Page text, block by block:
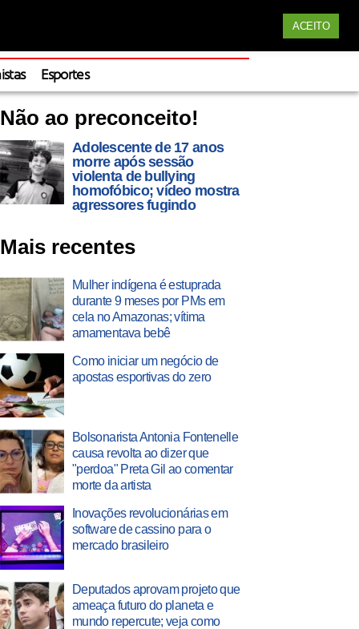
ACEITO
Esportes
Não ao preconceito!
Adolescente de 17 anos
morre após sessão
violenta de bullying
homofóbico; vídeo mostra
agressores fugindo
Mais recentes
Mulher indígena é estuprada
durante 9 meses por PMs em
cela no Amazonas; vítima
amamentava bebê
Como iniciar um negócio de
apostas esportivas do zero
Bolsonarista Antonia Fontenelle
causa revolta ao dizer que
"perdoa" Preta Gil ao comentar
morte da artista
Inovações revolucionárias em
software de cassino para o
mercado brasileiro
Deputados aprovam projeto que
ameaça futuro do planeta e
mundo repercute; veja como